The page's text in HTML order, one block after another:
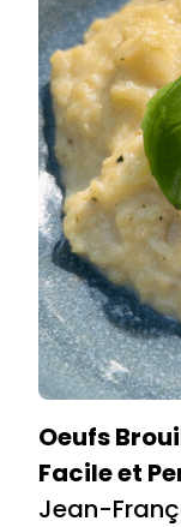
Oeufs
Facile et
Jean-